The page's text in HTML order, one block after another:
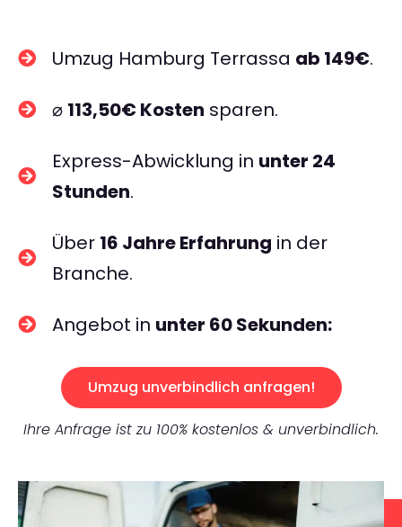
Umzug Hamburg Terrassa ab 149€.
⌀ 113,50€ Kosten sparen.
Express-Abwicklung in unter 24
Stunden.
Über 16 Jahre Erfahrung in der
Branche.
Angebot in unter 60 Sekunden:
Umzug unverbindlich anfragen!
Ihre Anfrage ist zu 100% kostenlos & unverbindlich.